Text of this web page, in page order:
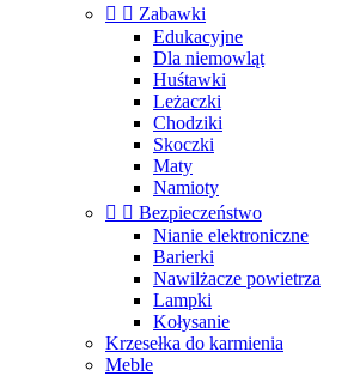
  Zabawki
Edukacyjne
Dla niemowląt
Huśtawki
Leżaczki
Chodziki
Skoczki
Maty
Namioty
  Bezpieczeństwo
Nianie elektroniczne
Barierki
Nawilżacze powietrza
Lampki
Kołysanie
Krzesełka do karmienia
Meble